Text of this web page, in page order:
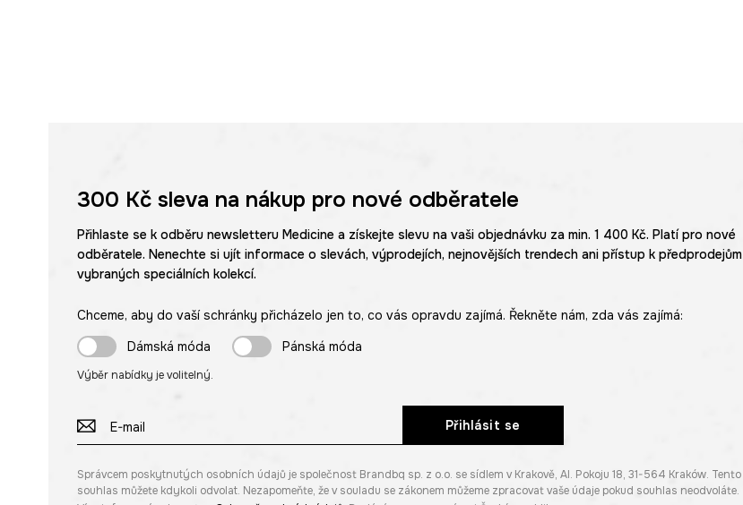
300 Kčsleva na nákup pro nové odběratele
Přihlaste se k odběru newsletteru Medicine a získejte slevu na vaši objednávku za min. 1 400 Kč. Platí pro nové
odběratele. Nenechte si ujít informace o slevách, výprodejích, nejnovějších trendech ani přístup k předprodejům
vybraných speciálních kolekcí.
Chceme, aby do vaší schránky přicházelo jen to, co vás opravdu zajímá. Řekněte nám, zda vás zajímá:
Dámská móda
Pánská móda
Výběr nabídky je volitelný.
Přihlásit se
Správcem poskytnutých osobních údajů je společnost Brandbq sp. z o.o. se sídlem v Krakově, Al. Pokoju 18, 31-564 Kraków. Tento
souhlas můžete kdykoli odvolat. Nezapomeňte, že v souladu se zákonem můžeme zpracovat vaše údaje pokud souhlas neodvoláte.